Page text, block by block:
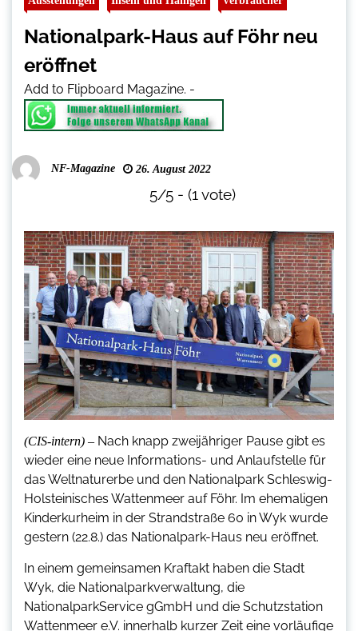
Nationalpark-Haus auf Föhr neu
eröffnet
Add to Flipboard Magazine. -
NF-Magazine 26. August 2022
5/5 - (1 vote)
(CIS-intern) – Nach knapp zweijähriger Pause gibt es
wieder eine neue Informations- und Anlaufstelle für
das Weltnaturerbe und den Nationalpark Schleswig-
Holsteinisches Wattenmeer auf Föhr. Im ehemaligen
Kinderkurheim in der Strandstraße 60 in Wyk wurde
gestern (22.8.) das Nationalpark-Haus neu eröffnet.
In einem gemeinsamen Kraftakt haben die Stadt
Wyk, die Nationalparkverwaltung, die
NationalparkService gGmbH und die Schutzstation
Wattenmeer e.V. innerhalb kurzer Zeit eine vorläufige